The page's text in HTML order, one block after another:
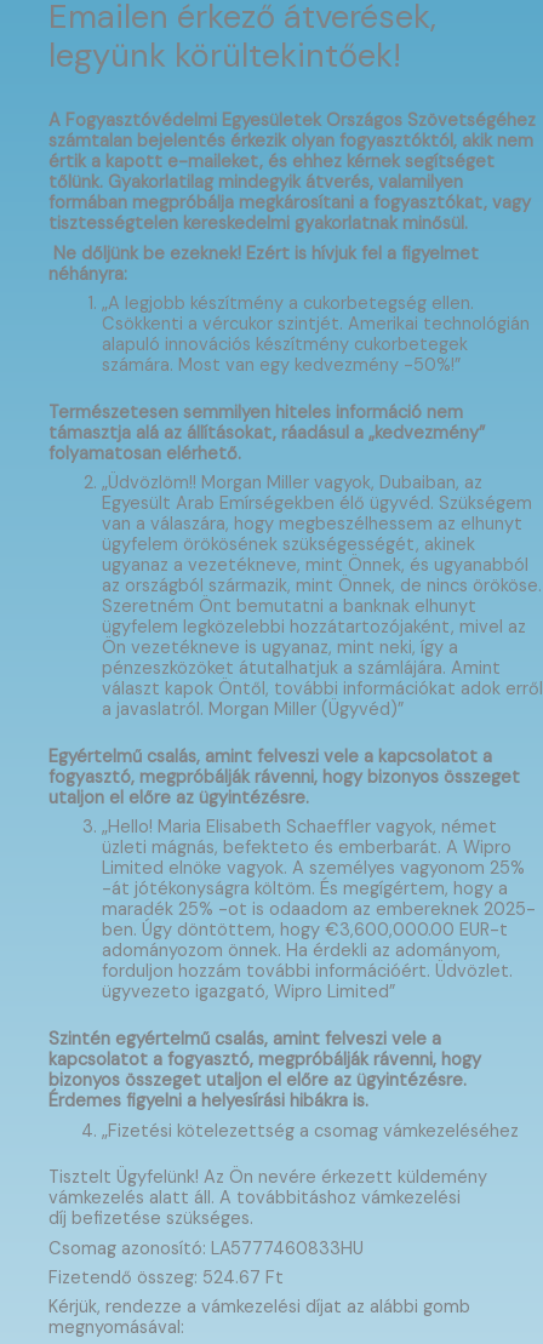
Emailen érkező átverések,
legyünk körültekintőek!
A Fogyasztóvédelmi Egyesületek Országos Szövetségéhez
számtalan bejelentés érkezik olyan fogyasztóktól, akik nem
értik a kapott e-maileket, és ehhez kérnek segítséget
tőlünk. Gyakorlatilag mindegyik átverés, valamilyen
formában megpróbálja megkárosítani a fogyasztókat, vagy
tisztességtelen kereskedelmi gyakorlatnak minősül.
Ne dőljünk be ezeknek! Ezért is hívjuk fel a figyelmet
néhányra:
„A legjobb készítmény a cukorbetegség ellen.
Csökkenti a vércukor szintjét. Amerikai technológián
alapuló innovációs készítmény cukorbetegek
számára. Most van egy kedvezmény -50%!”
Természetesen semmilyen hiteles információ nem
támasztja alá az állításokat, ráadásul a „kedvezmény”
folyamatosan elérhető.
„Üdvözlöm!! Morgan Miller vagyok, Dubaiban, az
Egyesült Arab Emírségekben élő ügyvéd. Szükségem
van a válaszára, hogy megbeszélhessem az elhunyt
ügyfelem örökösének szükségességét, akinek
ugyanaz a vezetékneve, mint Önnek, és ugyanabból
az országból származik, mint Önnek, de nincs örököse.
Szeretném Önt bemutatni a banknak elhunyt
ügyfelem legközelebbi hozzátartozójaként, mivel az
Ön vezetékneve is ugyanaz, mint neki, így a
pénzeszközöket átutalhatjuk a számlájára. Amint
választ kapok Öntől, további információkat adok erről
a javaslatról. Morgan Miller (Ügyvéd)”
Egyértelmű csalás, amint felveszi vele a kapcsolatot a
fogyasztó, megpróbálják rávenni, hogy bizonyos összeget
utaljon el előre az ügyintézésre.
„Hello! Maria Elisabeth Schaeffler vagyok, német
üzleti mágnás, befekteto és emberbarát. A Wipro
Limited elnöke vagyok. A személyes vagyonom 25%
-át jótékonyságra költöm. És megígértem, hogy a
maradék 25% -ot is odaadom az embereknek 2025-
ben. Úgy döntöttem, hogy €3,600,000.00 EUR-t
adományozom önnek. Ha érdekli az adományom,
forduljon hozzám további információért. Üdvözlet.
ügyvezeto igazgató, Wipro Limited”
Szintén egyértelmű csalás, amint felveszi vele a
kapcsolatot a fogyasztó, megpróbálják rávenni, hogy
bizonyos összeget utaljon el előre az ügyintézésre.
Érdemes figyelni a helyesírási hibákra is.
„Fizetési kötelezettség a csomag vámkezeléséhez
Tisztelt Ügyfelünk! Az Ön nevére érkezett küldemény
vámkezelés alatt áll. A továbbitáshoz vámkezelési
díj befizetése szükséges.
Csomag azonosító: LA5777460833HU
Fizetendő összeg: 524.67 Ft
Kérjük, rendezze a vámkezelési díjat az alábbi gomb
megnyomásával: